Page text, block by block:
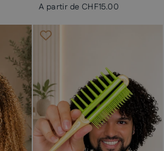
A partir de CHF15.00